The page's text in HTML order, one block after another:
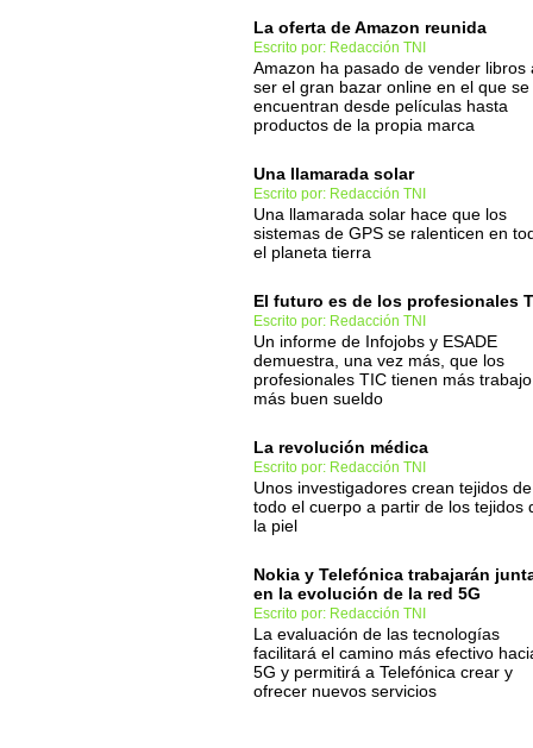
La oferta de Amazon reunida
Escrito por: Redacción TNI
Amazon ha pasado de vender libros
ser el gran bazar online en el que se
encuentran desde películas hasta
productos de la propia marca
Una llamarada solar
Escrito por: Redacción TNI
Una llamarada solar hace que los
sistemas de GPS se ralenticen en
el planeta tierra
El futuro es de los profesionales
Escrito por: Redacción TNI
Un informe de Infojobs y ESADE
demuestra, una vez más, que los
profesionales TIC tienen más
más buen sueldo
La revolución médica
Escrito por: Redacción TNI
Unos investigadores crean tejidos de
todo el cuerpo a partir de los tejidos
la piel
Nokia y Telefónica trabajarán
en la evolución de la red 5G
Escrito por: Redacción TNI
La evaluación de las tecnologías
facilitará el camino más efectivo
5G y permitirá a Telefónica crear y
ofrecer nuevos servicios